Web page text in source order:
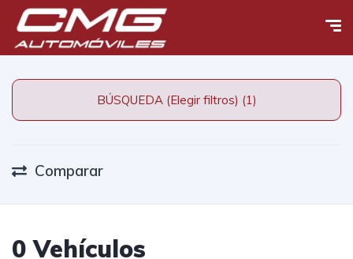
BÚSQUEDA (Elegir filtros) (1)
Comparar
0 Vehículos